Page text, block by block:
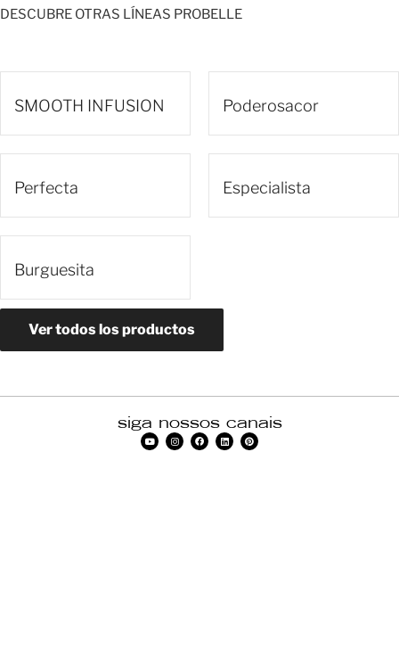
DESCUBRE OTRAS LÍNEAS PROBELLE
SMOOTH INFUSION Poderosacor
Perfecta Especialista
Burguesita
Ver todos los productos
siga nossos canais